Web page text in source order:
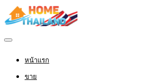
หน้าแรก
ขาย